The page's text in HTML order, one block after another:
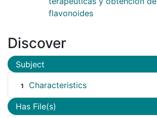
flavonoides
Discover
Subject
1 Characteristics
Has File(s)